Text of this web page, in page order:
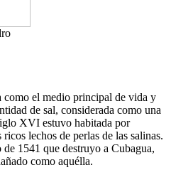
como el medio principal de vida y
de sal, considerada como una
XVI estuvo habitada por
lechos de perlas de las salinas.
1541 que destruyo a Cubagua,
como aquélla.